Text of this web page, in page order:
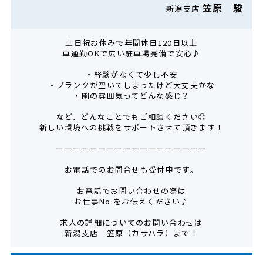
新潟支店 笠原 駿
土日祝お休みで年間休日120日以上
車通勤OKで広い駐車場完備で安心♪
・経験がなくて少し不安
・ブランクが空いてしまったけど大丈夫かな
・園の雰囲気ってどんな感じ？
など、どんなことでもご相談ください◎
新しい環境への挑戦をサポートさせて頂きます！
ーーーーーーーーーーーーーーーーーー
お電話でのお問合せも受付中です。
お電話でお問い合わせの際は
お仕事No.をお伝えください♪
求人の詳細についてのお問い合わせは
新潟支店 笠原（カサハラ）まで！